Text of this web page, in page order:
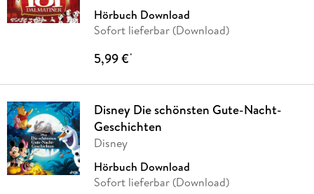
Hörbuch Download
Sofort lieferbar (Download)
5,99 €*
Disney Die schönsten Gute-Nacht-
Geschichten
Disney
Hörbuch Download
Sofort lieferbar (Download)